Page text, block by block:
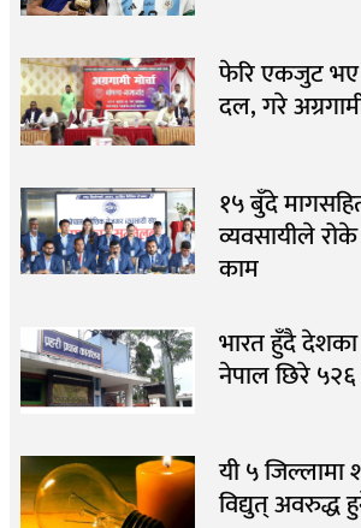
फेरि एकजुट भए
दल, गरे
१५ बुँदे
व्यवसायीले
काम
भारत हुँदै देशका
नेपाल छिरे ५२६
यी ५ जिल्लामा
विद्युत् अवरुद्ध